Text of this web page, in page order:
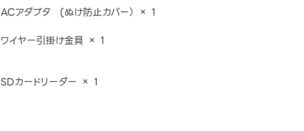
ACアダプタ (ぬけ防止カバー） × 1
ワイヤー引掛け金具 × 1
SDカードリーダー × 1